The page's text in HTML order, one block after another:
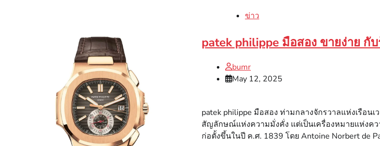
ข่าว
patek philippe มือสอง ขายง่าย กั
bumr
May 12, 2025
patek philippe มือสอง ท่ามกลางจักรวาลแห่งเรือน
สัญลักษณ์แห่งความมั่งคั่ง แต่เป็นเครื่องหมายแห่งค
ก่อตั้งขึ้นในปี ค.ศ. 1839 โดย Antoine Norbert de